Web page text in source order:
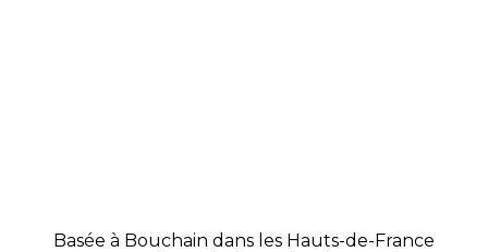
Basée à Bouchain dans les Hauts-de-France